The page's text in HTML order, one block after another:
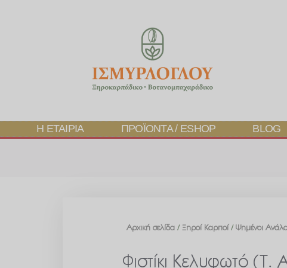
Η ΕΤΑΙΡΊΑ ΠΡΟΪΌΝΤΑ / ESHOP BLOG
Αρχική σελίδα / Ξηροί Καρποί / Ψημένοι
Φιστίκι Κελυφωτό (τ.